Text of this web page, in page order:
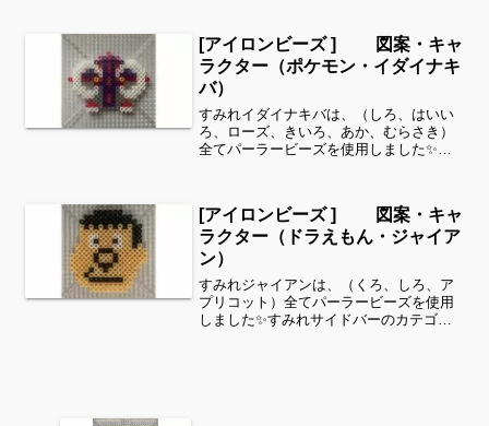
ビーズが繋がっています。作られる時は
それぞれ離してお作り...
[アイロンビーズ ] 図案・キャ
ラクター（ポケモン・イダイナキ
バ）
すみれイダイナキバは、（しろ、はいい
ろ、ローズ、きいろ、あか、むらさき）
全てパーラービーズを使用しました✨す
ができます！お時間がありましたら、他
の図案もぜひ覗いてみてくだ...
[アイロンビーズ ] 図案・キャ
ラクター（ドラえもん・ジャイア
ン）
すみれジャイアンは、（くろ、しろ、ア
プリコット）全てパーラービーズを使用
しました✨すみれサイドバーのカテゴリ